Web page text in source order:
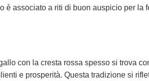
è associato a riti di buon auspicio per la
con la cresta rossa spesso si trova
e prosperità. Questa tradizione si